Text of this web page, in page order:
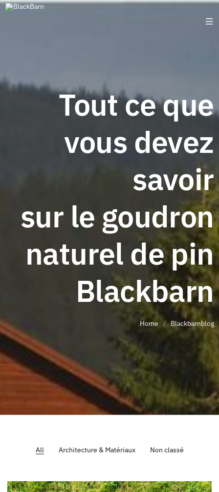
Tout ce que
vous devez
savoir
sur le goudron
naturel de pin
Blackbarn
Home / Blackbarnblog
All Architecture & Matériaux Non classé